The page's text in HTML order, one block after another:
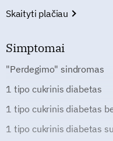
Skaityti plačiau
Simptomai
"Perdegimo" sindromas
1 tipo cukrinis diabetas
1 tipo cukrinis diabetas
1 tipo cukrinis diabetas